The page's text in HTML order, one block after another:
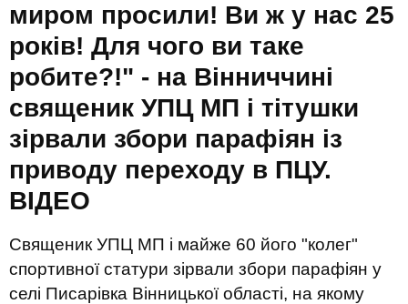
миром просили! Ви ж у нас 25
років! Для чого ви таке
робите?!" - на Вінниччині
священик УПЦ МП і тітушки
зірвали збори парафіян із
приводу переходу в ПЦУ.
ВIДЕО
Священик УПЦ МП і майже 60 його "колег"
спортивної статури зірвали збори парафіян у
селі Писарівка Вінницької області, на якому